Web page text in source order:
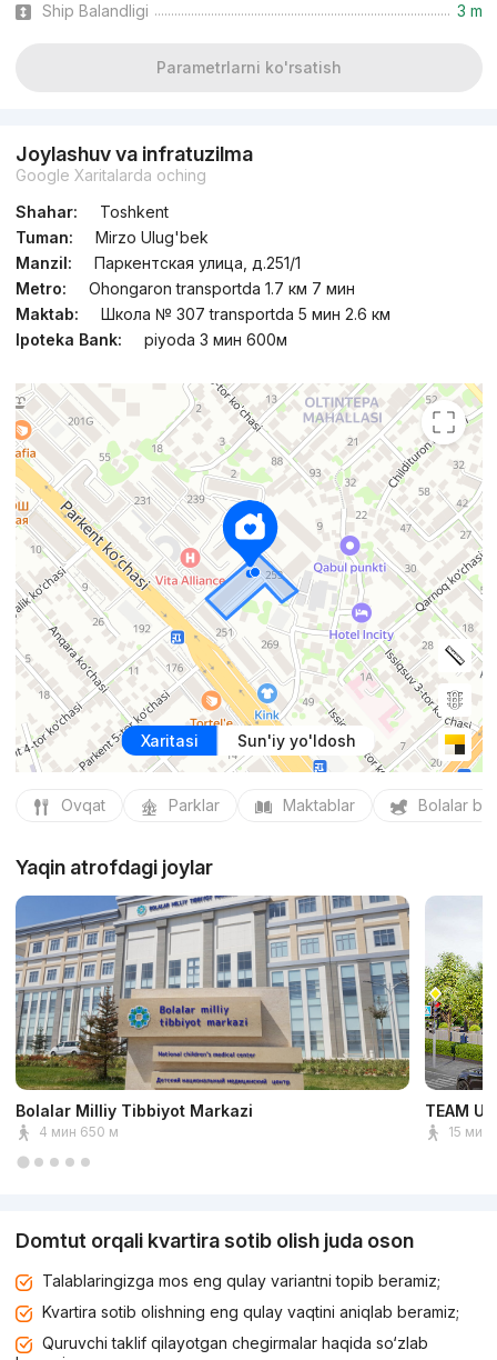
Ship Balandligi
3 m
Parametrlarni ko'rsatish
Joylashuv va infratuzilma
Google Xaritalarda oching
Shahar:
Toshkent
Tuman:
Mirzo Ulug'bek
Manzil:
Паркентская улица, д.251/1
Metro:
Ohongaron transportda 1.7 км 7 мин
Maktab:
Школа № 307 transportda 5 мин 2.6 км
Ipoteka Bank:
piyoda 3 мин 600м
Xaritasi Sun'iy yo'ldosh
Ovqat Parklar Maktablar Bolalar
Yaqin atrofdagi joylar
Bolalar Milliy Tibbiyot Markazi
4 мин 650 м
TEAM
15 мин
Domtut orqali kvartira sotib olish juda oson
Talablaringizga mos eng qulay variantni topib beramiz;
Kvartira sotib olishning eng qulay vaqtini aniqlab beramiz;
Quruvchi taklif qilayotgan chegirmalar haqida so‘zlab